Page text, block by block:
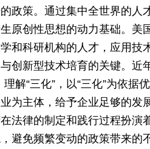
政策。通过集中全世界的人
原创性思想的动力基础。美
和科研机构的人才，应用技
创新型技术培育的关键。近
理解“三化”，以“三化”为依
为主体，给予企业足够的发
法律的制定和践行过程扮演
避免频繁变动的政策带来的